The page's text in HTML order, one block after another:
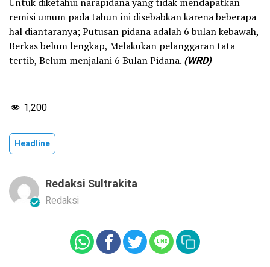
remisi umum pada tahun ini disebabkan karena beberapa
hal diantaranya; Putusan pidana adalah 6 bulan kebawah,
Berkas belum lengkap, Melakukan pelanggaran tata
tertib, Belum menjalani 6 Bulan Pidana. (WRD)
1,200
Headline
Redaksi Sultrakita
Redaksi